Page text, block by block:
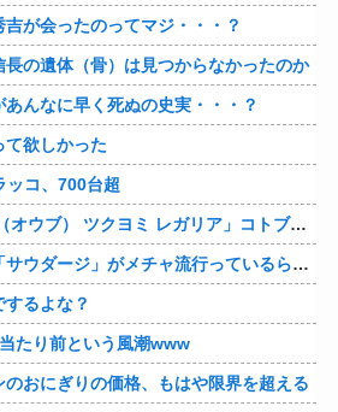
吉が会ったのってマジ・・・？
の遺体（骨）は見つからなかったのか
あんなに早く死ぬの史実・・・？
て欲しかった
ッコ、700台超
「メガミデバイス 皇巫（オウブ） ツクヨミ レガリア」コトブキヤデビュー…
今、中高生たちの間で「サウダージ」がメチャ流行っているらしい
るよな？
たり前という風潮www
のおにぎりの価格、もはや限界を超える